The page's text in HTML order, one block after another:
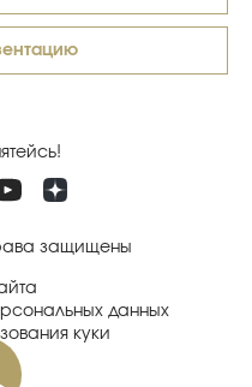
защищены
данных
куки